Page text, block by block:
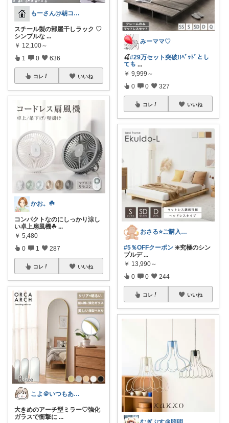
もーさん@朝コレ&朝いいね中⭐️
スチール製の部屋干しラック ♡
シンプルな ...
￥ 12,100～
1 0 636
コレ いいね
かお。☘️
コンパクトなのにしっかり涼し
い卓上扇風機☘ ...
￥ 5,480
0 1 287
コレ いいね
こよ＠いつもありがとう✨
大きめのアーチ型ミラー♡強化
ガラスで衝撃に ...
みーママ♡
🍒#29万セット突破!!ﾍﾞｯﾄﾞとし
ても ...
￥ 9,999～
0 0 327
コレ いいね
おさる⭐ご購入感謝🐹
#5％OFFクーポン ❇️究極のシン
プルデ ...
￥ 13,990～
0 0 244
コレ いいね